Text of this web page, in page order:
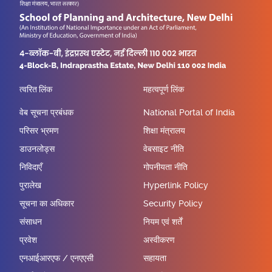
त्वरित लिंक
वेब सूचना प्रबंधक
परिसर भ्रमण
डाउनलोड्स
निविदाएँ
पुरालेख
सूचना का अधिकार
संसाधन
प्रवेश
एनआईआरएफ / एनएएसी
महत्वपूर्ण लिंक
National Portal of India
शिक्षा मंत्रालय
वेबसाइट नीति
गोपनीयता नीति
Hyperlink Policy
Security Policy
नियम एवं शर्तें
अस्वीकरण
सहायता